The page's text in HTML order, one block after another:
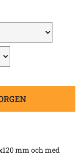
mm och med